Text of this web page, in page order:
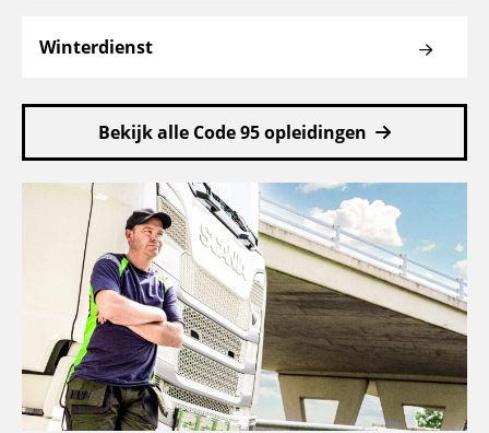
Winterdienst
Bekijk alle Code 95 opleidingen